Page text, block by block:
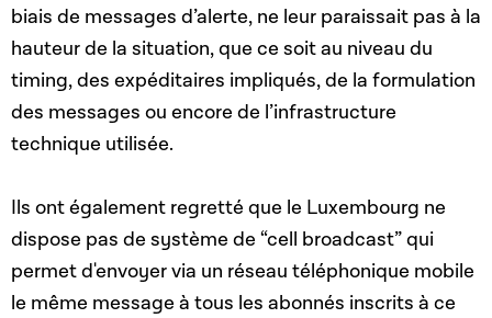
biais de messages d’alerte, ne leur paraissait pas à la
hauteur de la situation, que ce soit au niveau du
timing, des expéditaires impliqués, de la formulation
des messages ou encore de l’infrastructure
technique utilisée.
Ils ont également regretté que le Luxembourg ne
dispose pas de système de “cell broadcast” qui
permet d'envoyer via un réseau téléphonique mobile
le même message à tous les abonnés inscrits à ce